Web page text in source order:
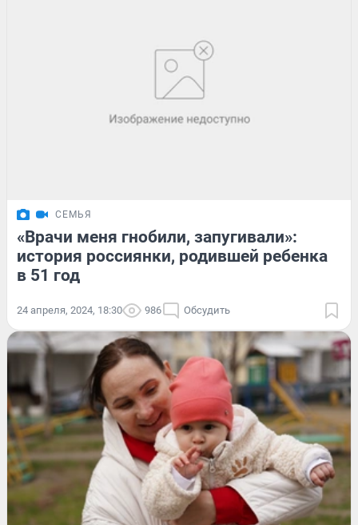
СЕМЬЯ
«Врачи меня гнобили, запугивали»:
история россиянки, родившей ребенка
в 51 год
24 апреля, 2024, 18:30 986 Обсудить